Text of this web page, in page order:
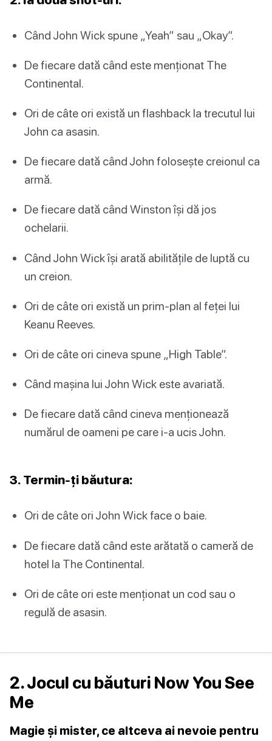
Când John Wick spune „Yeah” sau „Okay”.
De fiecare dată când este menționat The
Continental.
Ori de câte ori există un flashback la trecutul lui
John ca asasin.
De fiecare dată când John folosește creionul ca
armă.
De fiecare dată când Winston își dă jos
ochelarii.
Când John Wick își arată abilitățile de luptă cu
un creion.
Ori de câte ori există un prim-plan al feței lui
Keanu Reeves.
Ori de câte ori cineva spune „High Table”.
Când mașina lui John Wick este avariată.
De fiecare dată când cineva menționează
numărul de oameni pe care i-a ucis John.
3. Termin-ți băutura:
Ori de câte ori John Wick face o baie.
De fiecare dată când este arătată o cameră de
hotel la The Continental.
Ori de câte ori este menționat un cod sau o
regulă de asasin.
2. Jocul cu băuturi Now You See
Me
Magie și mister, ce altceva ai nevoie pentru